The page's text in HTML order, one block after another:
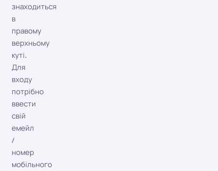
знаходиться
в
правому
верхньому
куті.
Для
входу
потрібно
ввести
свій
емейл
/
номер
мобільного